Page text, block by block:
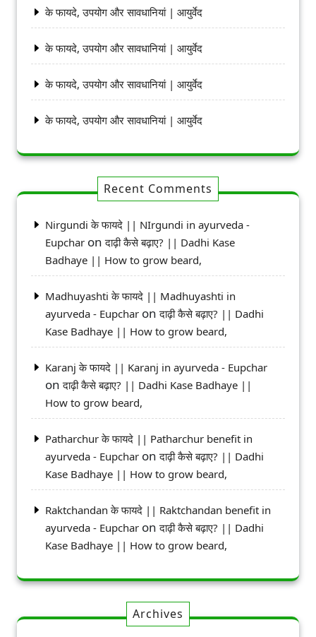
के फायदे, उपयोग और सावधानियां | आयुर्वेद
के फायदे, उपयोग और सावधानियां | आयुर्वेद
के फायदे, उपयोग और सावधानियां | आयुर्वेद
के फायदे, उपयोग और सावधानियां | आयुर्वेद
Recent Comments
Nirgundi के फायदे || NIrgundi in ayurveda -
Eupchar onदाढ़ी कैसे बढ़ाए? || Dadhi Kase
Badhaye || How to grow beard,
Madhuyashti के फायदे || Madhuyashti in
ayurveda - Eupchar onदाढ़ी कैसे बढ़ाए? || Dadhi
Kase Badhaye || How to grow beard,
Karanj के फायदे || Karanj in ayurveda - Eupchar
onदाढ़ी कैसे बढ़ाए? || Dadhi Kase Badhaye ||
How to grow beard,
Patharchur के फायदे || Patharchur benefit in
ayurveda - Eupchar onदाढ़ी कैसे बढ़ाए? || Dadhi
Kase Badhaye || How to grow beard,
Raktchandan के फायदे || Raktchandan benefit in
ayurveda - Eupchar onदाढ़ी कैसे बढ़ाए? || Dadhi
Kase Badhaye || How to grow beard,
Archives